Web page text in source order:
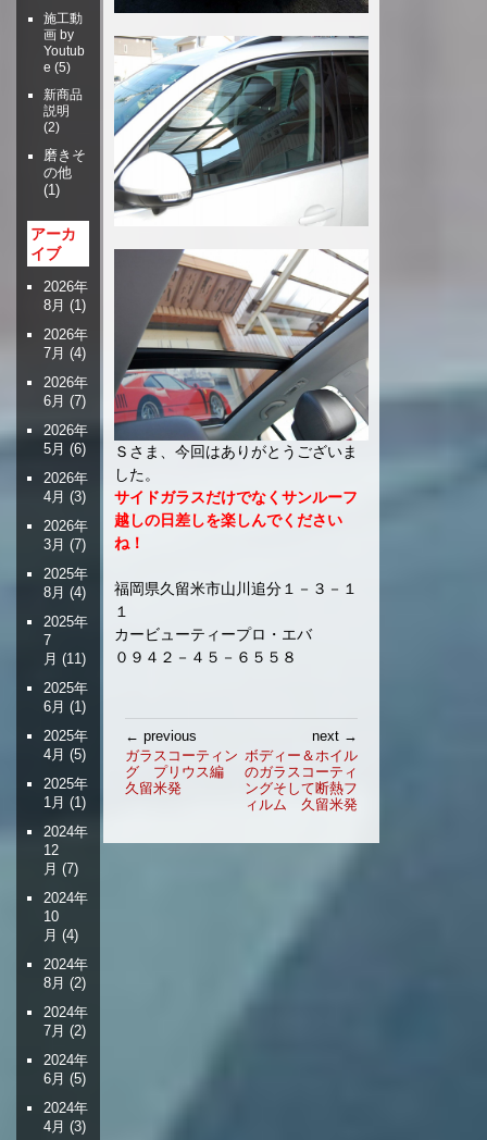
Ｓさま、今回はありがとうございま
した。
サイドガラスだけでなくサンルーフ
越しの日差しを楽しんでください
ね！
福岡県久留米市山川追分１－３－１
１
カービューティープロ・エバ
０９４２－４５－６５５８
稿
ナ
ビ
ー
← previous
ガラスコーティン
グ プリウス編
久留米発
next →
ボディー＆ホイル
のガラスコーティ
ングそして断熱フ
ィルム 久留米発
施工動
画 by
Youtub
e (5)
新商品
説明
(2)
磨きそ
の他
(1)
アーカ
イブ
2026年
8月 (1)
2026年
7月 (4)
2026年
6月 (7)
2026年
5月 (6)
2026年
4月 (3)
2026年
3月 (7)
2025年
8月 (4)
2025年
7
月 (11)
2025年
6月 (1)
2025年
4月 (5)
2025年
1月 (1)
2024年
12
月 (7)
2024年
10
月 (4)
2024年
8月 (2)
2024年
7月 (2)
2024年
6月 (5)
2024年
4月 (3)